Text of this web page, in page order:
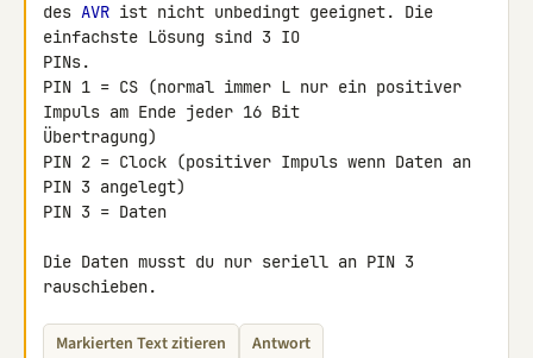
des AVR ist nicht unbedingt geeignet. Die
einfachste Lösung sind 3 IO
PINs.
PIN 1 = CS (normal immer L nur ein positiver
Impuls am Ende jeder 16 Bit
Übertragung)
PIN 2 = Clock (positiver Impuls wenn Daten an
PIN 3 angelegt)
PIN 3 = Daten
Die Daten musst du nur seriell an PIN 3
rauschieben.
Markierten Text zitieren Antwort